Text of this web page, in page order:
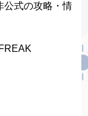
公式の攻略・情